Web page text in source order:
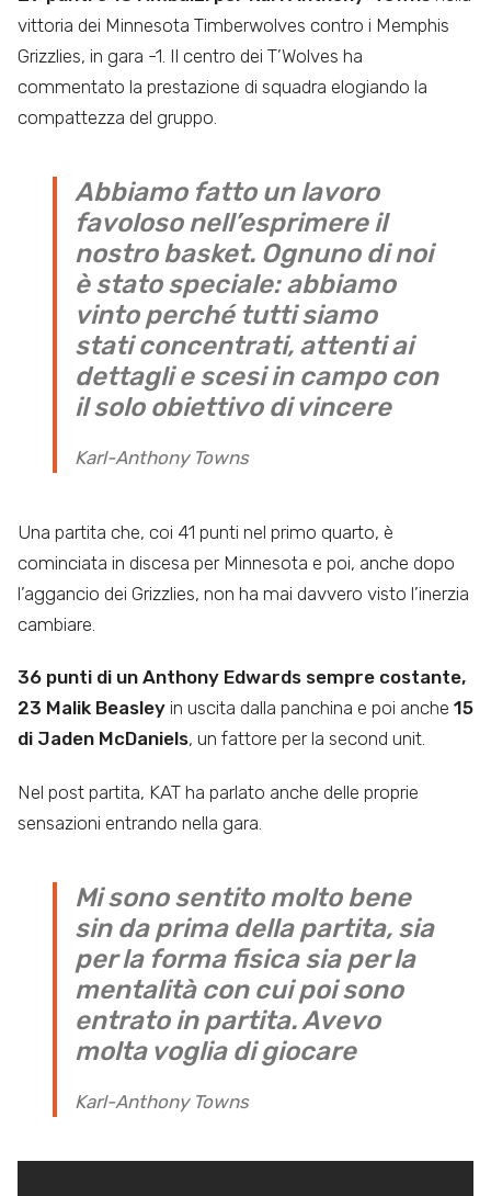
vittoria dei Minnesota Timberwolves contro i Memphis
Grizzlies, in gara -1. Il centro dei T’Wolves ha
commentato la prestazione di squadra elogiando la
compattezza del gruppo.
Abbiamo fatto un lavoro
favoloso nell’esprimere il
nostro basket. Ognuno di noi
è stato speciale: abbiamo
vinto perché tutti siamo
stati concentrati, attenti ai
dettagli e scesi in campo con
il solo obiettivo di vincere
Karl-Anthony Towns
Una partita che, coi 41 punti nel primo quarto, è
cominciata in discesa per Minnesota e poi, anche dopo
l’aggancio dei Grizzlies, non ha mai davvero visto l’inerzia
cambiare.
36 punti di un Anthony Edwards sempre costante,
23 Malik Beasley in uscita dalla panchina e poi anche 15
di Jaden McDaniels, un fattore per la second unit.
Nel post partita, KAT ha parlato anche delle proprie
sensazioni entrando nella gara.
Mi sono sentito molto bene
sin da prima della partita, sia
per la forma fisica sia per la
mentalità con cui poi sono
entrato in partita. Avevo
molta voglia di giocare
Karl-Anthony Towns